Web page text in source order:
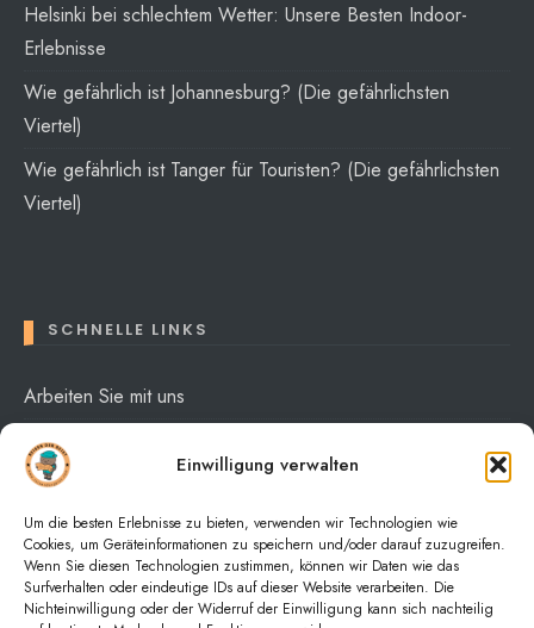
Einwilligung verwalten
Um die besten Erlebnisse zu bieten, verwenden wir Technologien wie
Cookies, um Geräteinformationen zu speichern und/oder darauf zuzugreifen.
Wenn Sie diesen Technologien zustimmen, können wir Daten wie das
Surfverhalten oder eindeutige IDs auf dieser Website verarbeiten. Die
Nichteinwilligung oder der Widerruf der Einwilligung kann sich nachteilig
Helsinki bei schlechtem Wetter: Unsere Besten Indoor-
Erlebnisse
Wie gefährlich ist Johannesburg? (Die gefährlichsten
Viertel)
Wie gefährlich ist Tanger für Touristen? (Die gefährlichsten
Viertel)
SCHNELLE LINKS
Arbeiten Sie mit uns
Über mich
Datenschutzerklärung